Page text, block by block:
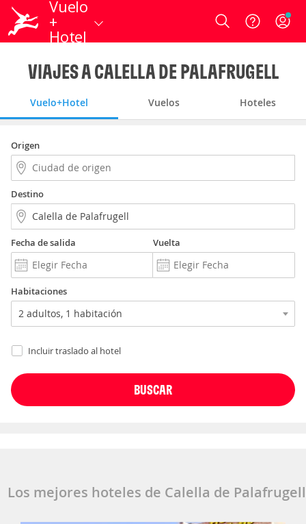
Vuelo
+
Hotel
Login
VIAJES A CALELLA DE PALAFRUGELL
Vuelo+Hotel Vuelos Hoteles
Origen
Destino
Fecha de salida Vuelta
Habitaciones
Incluir traslado al hotel
Los mejores hoteles de Calella de Palafrugell